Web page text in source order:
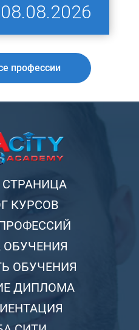
08.08.2026
профессии
СТРАНИЦА
КУРСОВ
ОБУЧЕНИЯ
ОБУЧЕНИЯ
ДИПЛОМА